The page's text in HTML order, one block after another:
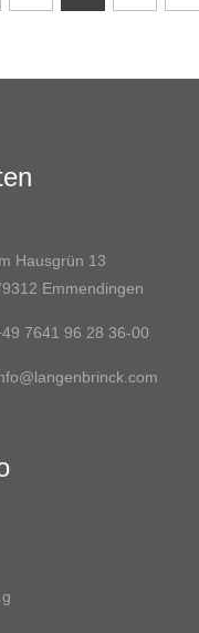
Hausgrün 13
Emmendingen
7641 96 28 36-00